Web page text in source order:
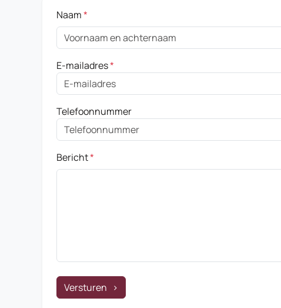
Naam*
E-mailadres*
Telefoonnummer
Bericht*